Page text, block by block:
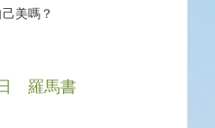
美嗎？
羅馬書